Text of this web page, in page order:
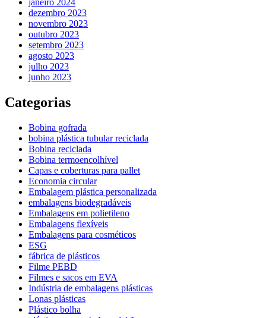
janeiro 2024
dezembro 2023
novembro 2023
outubro 2023
setembro 2023
agosto 2023
julho 2023
junho 2023
Categorias
Bobina gofrada
bobina plástica tubular reciclada
Bobina reciclada
Bobina termoencolhível
Capas e coberturas para pallet
Economia circular
Embalagem plástica personalizada
embalagens biodegradáveis
Embalagens em polietileno
Embalagens flexíveis
Embalagens para cosméticos
ESG
fábrica de plásticos
Filme PEBD
Filmes e sacos em EVA
Indústria de embalagens plásticas
Lonas plásticas
Plástico bolha